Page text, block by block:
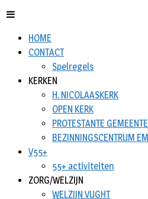
HOME
CONTACT
Spelregels
KERKEN
H. NICOLAASKERK
OPEN KERK
PROTESTANTE
BEZINNINGSCENTRUM
V55+
55+ activiteiten
ZORG/WELZIJN
WELZIJN VUGHT